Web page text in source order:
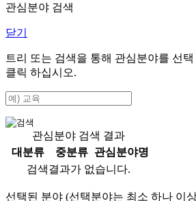
관심분야 검색
닫기
트리 또는 검색을 통해 관심분야를 선
클릭 하십시오.
관심분야 검색 결과
대분류
중분류
관심분야명
검색결과가 없습니다.
선택된 분야 (선택분야는 최소 하나 이